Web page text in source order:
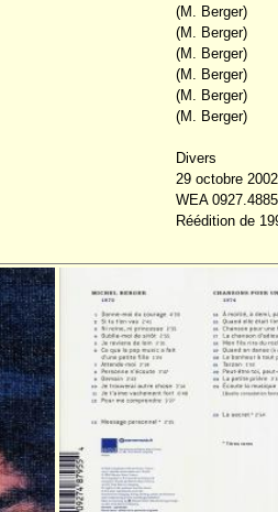
(M. Berger)
(M. Berger)
(M. Berger)
(M. Berger)
(M. Berger)
(M. Berger)
Divers
29 octobre 2002
WEA
Réédition de